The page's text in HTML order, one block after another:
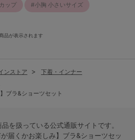
ップ 小胸 小さいサイズ
品が表示されます
ンストア
下着・インナー
ブラ&ショーツセット
を扱っている公式通販サイトです。
届くかお楽しみ】ブラ&ショーツセッ